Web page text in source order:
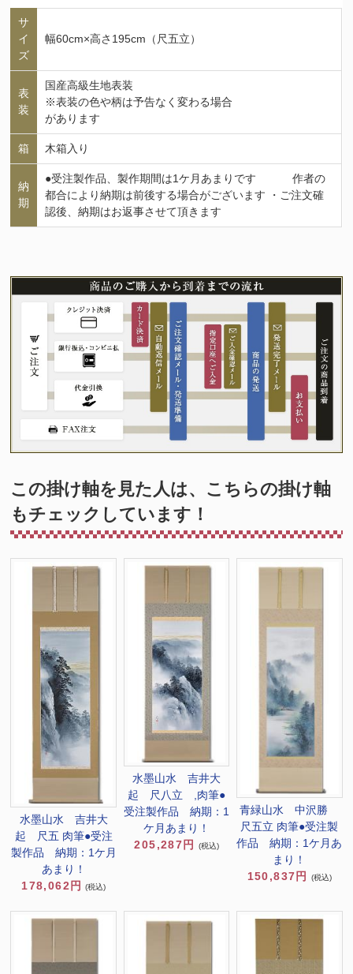
サ
イ
ズ
幅60cm×高さ195cm（尺五立）
表
装
国産高級生地表装
※表装の色や柄は予告なく変わる場合
があります
箱 木箱入り
納
期
●受注製作品、製作期間は1ケ月あまりです 作者の
都合により納期は前後する場合がございます ・ご注文確
認後、納期はお返事させて頂きます
この掛け軸を見た人は、こちらの掛け軸
もチェックしています！
水墨山水 吉井大
起 尺五 肉筆●受注
製作品 納期：1ケ月
あまり！
178,062円
(税込)
水墨山水 吉井大
起 尺八立 ,肉筆●
受注製作品 納期：1
ケ月あまり！
205,287円
(税込)
青緑山水 中沢勝
尺五立 肉筆●受注製
作品 納期：1ケ月あ
まり！
150,837円
(税込)